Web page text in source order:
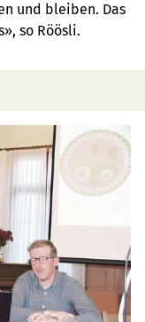
und bleiben. Das
so Röösli.